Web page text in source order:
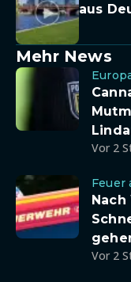
aus
Mehr News
Vor 2
Feuer
Vor 2